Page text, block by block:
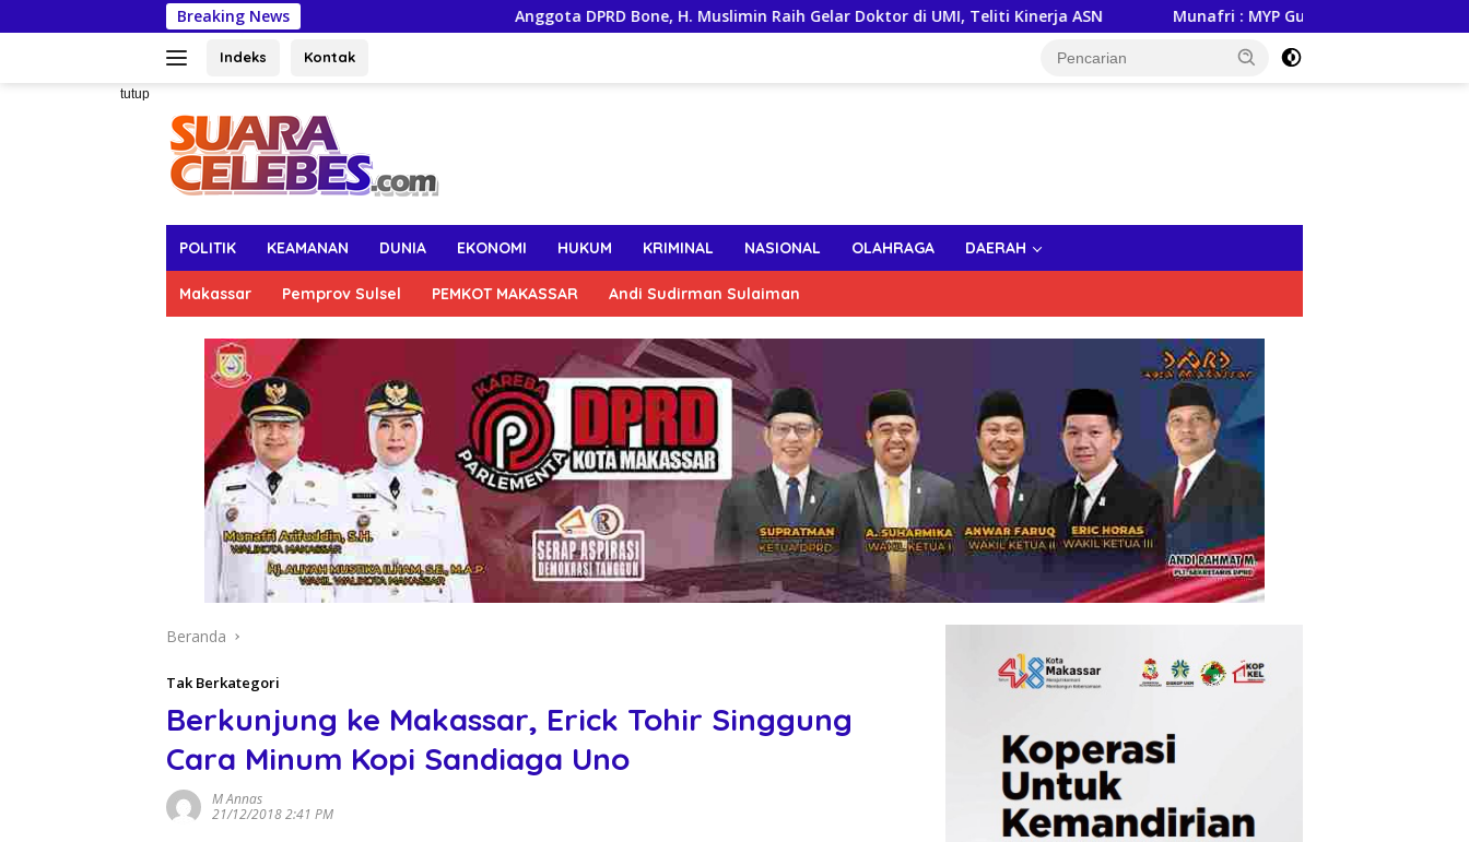
ke
Breaking News Anggota DPRD Bone, H. Muslimin Raih Gelar Doktor di UMI, Teliti Kinerja ASN Munafri : MYP Gubernur Sulsel, Andi
Indeks Kontak
tutup
POLITIK KEAMANAN DUNIA EKONOMI HUKUM KRIMINAL NASIONAL OLAHRAGA DAERAH
Makassar Pemprov Sulsel PEMKOT MAKASSAR Andi Sudirman Sulaiman
Beranda
Tak Berkategori
Berkunjung ke Makassar, Erick Tohir Singgung
Cara Minum Kopi Sandiaga Uno
M Annas
21/12/2018 2:41 PM